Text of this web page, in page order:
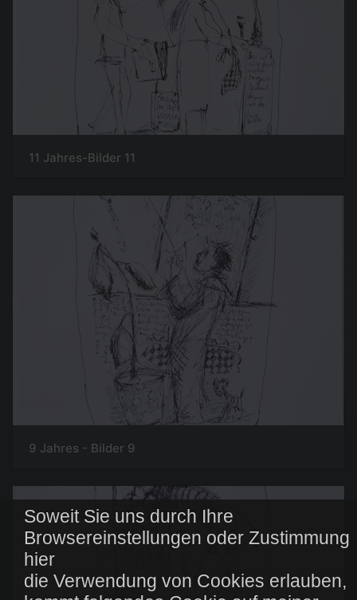
Soweit Sie uns durch Ihre
Browsereinstellungen oder Zustimmung
hier
die Verwendung von Cookies erlauben,
11 Jahres-Bilder 11
9 Jahres - Bilder 9